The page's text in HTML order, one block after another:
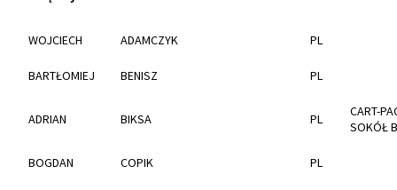
WOJCIECH ADAMCZYK PL
BARTŁOMIEJ BENISZ PL
ADRIAN BIKSA PL
CART-
SOKÓŁ
BOGDAN COPIK PL